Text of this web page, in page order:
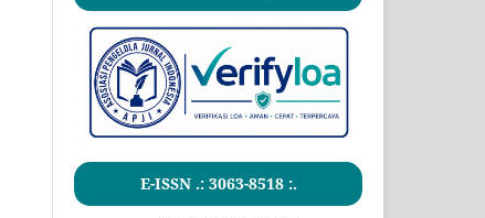
E-ISSN .: 3063-8518:.